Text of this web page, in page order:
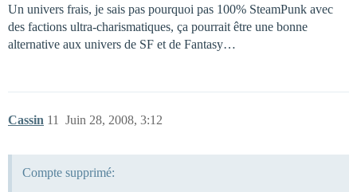
Un univers frais, je sais pas pourquoi pas 100% SteamPunk avec
des factions ultra-charismatiques, ça pourrait être une bonne
alternative aux univers de SF et de Fantasy…
Cassin Juin 28, 2008, 3:12
11
Compte supprimé: